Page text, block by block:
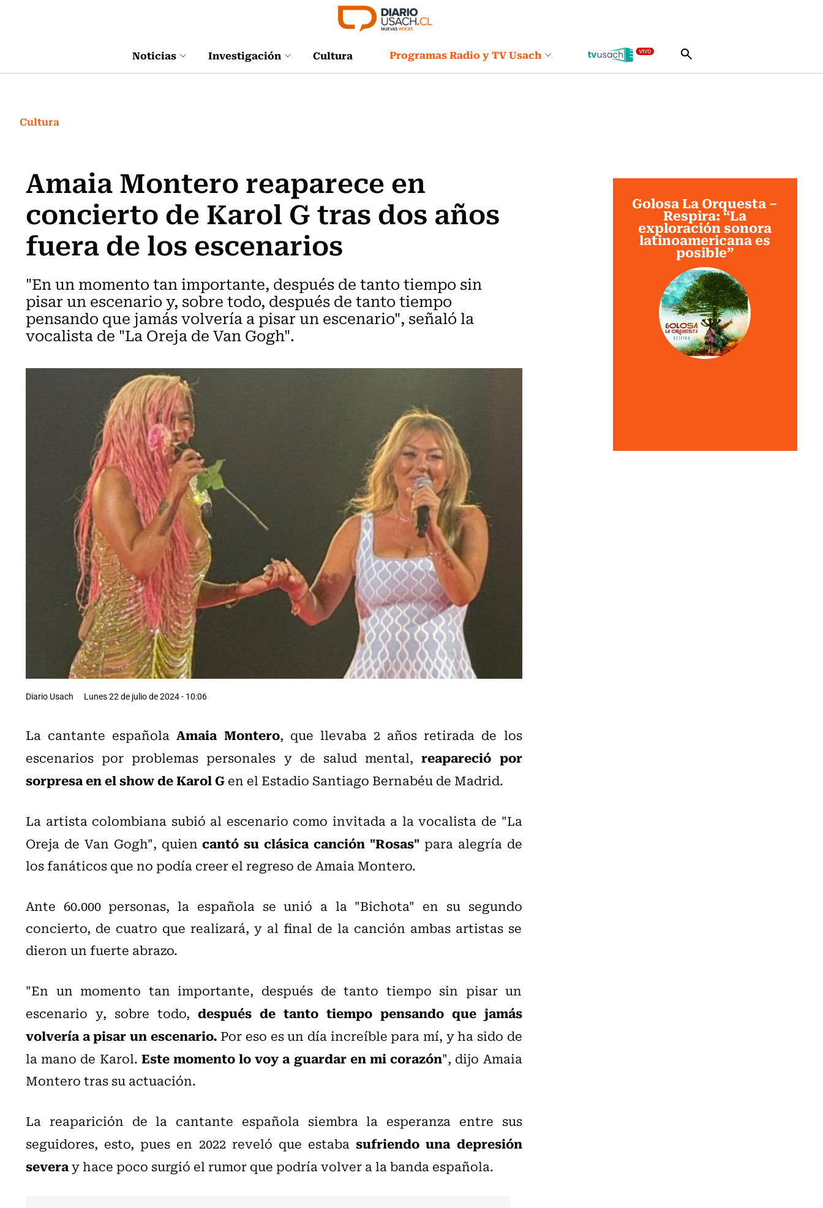
Noticias Investigación Cultura Programas Radio y TV Usach
Cultura
Amaia Montero reaparece en
concierto de Karol G tras dos años
fuera de los escenarios
"En un momento tan importante, después de tanto tiempo sin
pisar un escenario y, sobre todo, después de tanto tiempo
pensando que jamás volvería a pisar un escenario", señaló la
vocalista de "La Oreja de Van Gogh".
Diario Usach Lunes 22 de julio de 2024 - 10:06
La cantante españolaAmaia Montero, que llevaba 2 años retirada de los
escenarios por problemas personales y de salud mental,reapareció por
sorpresa en el show de Karol Gen el Estadio Santiago Bernabéu de Madrid.
La artista colombiana subió al escenario como invitada a la vocalista de "La
Oreja de Van Gogh", quiencantó su clásica canción "Rosas" para alegría de
los fanáticos que no podía creer el regreso de Amaia Montero.
Ante 60.000 personas, la española se unió a la "Bichota" en su segundo
concierto, de cuatro que realizará, y al final de la canción ambas artistas se
dieron un fuerte abrazo.
"En un momento tan importante, después de tanto tiempo sin pisar un
escenario y, sobre todo, después de tanto tiempo pensando que jamás
volvería a pisar un escenario. Por eso es un día increíble para mí, y ha sido de
la mano de Karol. Este momento lo voy a guardar en mi corazón", dijo Amaia
Montero tras su actuación.
La reaparición de la cantante española siembra la esperanza entre sus
seguidores, esto, pues en 2022 reveló que estabasufriendo una depresión
severay hace poco surgió el rumor que podría volver a la banda española.
Golosa La Orquesta –
Respira: “La
exploración sonora
latinoamericana es
posible”